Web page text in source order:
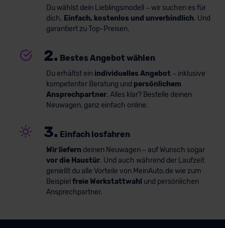
Du wählst dein Lieblingsmodell – wir suchen es für
dich. Einfach, kostenlos und unverbindlich. Und
garantiert zu Top-Preisen.
2. Bestes Angebot wählen
Du erhältst ein individuelles Angebot – inklusive
kompetenter Beratung und persönlichem
Ansprechpartner. Alles klar? Bestelle deinen
Neuwagen, ganz einfach online.
3. Einfach losfahren
Wir liefern deinen Neuwagen – auf Wunsch sogar
vor die Haustür. Und auch während der Laufzeit
genießt du alle Vorteile von MeinAuto.de wie zum
Beispiel freie Werkstattwahl und persönlichen
Ansprechpartner.